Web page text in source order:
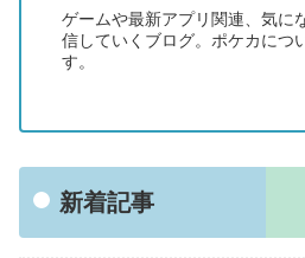
ゲームや最新アプリ関連、気に
信していくブログ。ポケカにつ
す。
新着記事